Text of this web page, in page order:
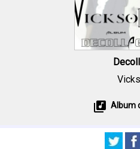
Album